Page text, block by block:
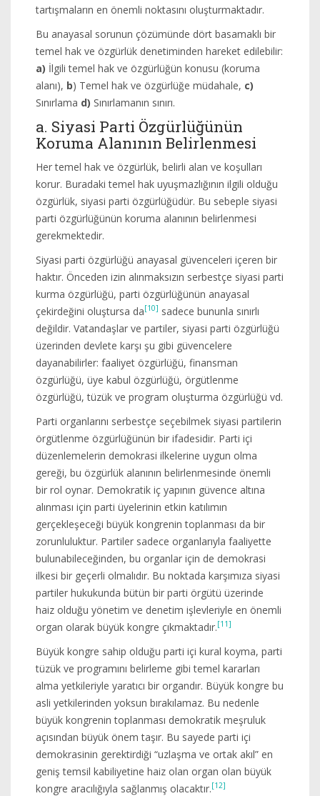
tartışmaların en önemli noktasını oluşturmaktadır.
Bu anayasal sorunun çözümünde dört basamaklı bir
temel hak ve özgürlük denetiminden hareket edilebilir:
a) İlgili temel hak ve özgürlüğün konusu (koruma
alanı), b) Temel hak ve özgürlüğe müdahale, c)
Sınırlama d) Sınırlamanın sınırı.
a. Siyasi Parti Özgürlüğünün
Koruma Alanının Belirlenmesi
Her temel hak ve özgürlük, belirli alan ve koşulları
korur. Buradaki temel hak uyuşmazlığının ilgili olduğu
özgürlük, siyasi parti özgürlüğüdür. Bu sebeple siyasi
parti özgürlüğünün koruma alanının belirlenmesi
gerekmektedir.
Siyasi parti özgürlüğü anayasal güvenceleri içeren bir
haktır. Önceden izin alınmaksızın serbestçe siyasi parti
kurma özgürlüğü, parti özgürlüğünün anayasal
çekirdeğini oluştursa da[10] sadece bununla sınırlı
değildir. Vatandaşlar ve partiler, siyasi parti özgürlüğü
üzerinden devlete karşı şu gibi güvencelere
dayanabilirler: faaliyet özgürlüğü, finansman
özgürlüğü, üye kabul özgürlüğü, örgütlenme
özgürlüğü, tüzük ve program oluşturma özgürlüğü vd.
Parti organlarını serbestçe seçebilmek siyasi partilerin
örgütlenme özgürlüğünün bir ifadesidir. Parti içi
düzenlemelerin demokrasi ilkelerine uygun olma
gereği, bu özgürlük alanının belirlenmesinde önemli
bir rol oynar. Demokratik iç yapının güvence altına
alınması için parti üyelerinin etkin katılımın
gerçekleşeceği büyük kongrenin toplanması da bir
zorunluluktur. Partiler sadece organlarıyla faaliyette
bulunabileceğinden, bu organlar için de demokrasi
ilkesi bir geçerli olmalıdır. Bu noktada karşımıza siyasi
partiler hukukunda bütün bir parti örgütü üzerinde
haiz olduğu yönetim ve denetim işlevleriyle en önemli
organ olarak büyük kongre çıkmaktadır.[11]
Büyük kongre sahip olduğu parti içi kural koyma, parti
tüzük ve programını belirleme gibi temel kararları
alma yetkileriyle yaratıcı bir organdır. Büyük kongre bu
asli yetkilerinden yoksun bırakılamaz. Bu nedenle
büyük kongrenin toplanması demokratik meşruluk
açısından büyük önem taşır. Bu sayede parti içi
demokrasinin gerektirdiği “uzlaşma ve ortak akıl” en
geniş temsil kabiliyetine haiz olan organ olan büyük
kongre aracılığıyla sağlanmış olacaktır.[12]